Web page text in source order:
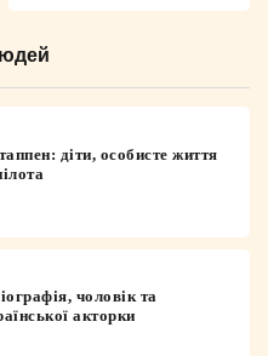
діти, особисте життя
чоловік та
акторки